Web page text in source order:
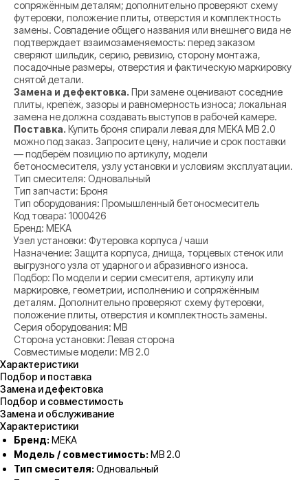
сопряжённым деталям; дополнительно проверяют схему
футеровки, положение плиты, отверстия и комплектность
замены. Совпадение общего названия или внешнего вида не
подтверждает взаимозаменяемость: перед заказом
сверяют шильдик, серию, ревизию, сторону монтажа,
посадочные размеры, отверстия и фактическую маркировку
снятой детали.
Замена и дефектовка. При замене оценивают соседние
плиты, крепёж, зазоры и равномерность износа; локальная
замена не должна создавать выступов в рабочей камере.
Поставка. Купить броня спирали левая для MEKA MB 2.0
можно под заказ. Запросите цену, наличие и срок поставки
— подберём позицию по артикулу, модели
бетоносмесителя, узлу установки и условиям эксплуатации.
Тип смесителя: Одновальный
Тип запчасти: Броня
Тип оборудования: Промышленный бетоносмеситель
Код товара: 1000426
Бренд: MEKA
Узел установки: Футеровка корпуса / чаши
Назначение: Защита корпуса, днища, торцевых стенок или
выгрузного узла от ударного и абразивного износа.
Подбор: По модели и серии смесителя, артикулу или
маркировке, геометрии, исполнению и сопряжённым
деталям. Дополнительно проверяют схему футеровки,
положение плиты, отверстия и комплектность замены.
Серия оборудования: MB
Сторона установки: Левая сторона
Совместимые модели: MB 2.0
Характеристики
Подбор и поставка
Замена и дефектовка
Подбор и совместимость
Замена и обслуживание
Характеристики
Бренд: MEKA
Модель / совместимость: MB 2.0
Тип смесителя: Одновальный